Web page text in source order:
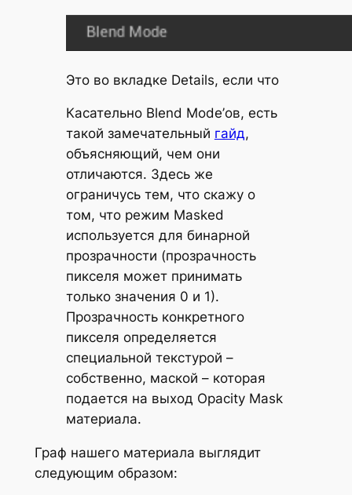
Это во вкладке Details, если что
Касательно Blend Mode’ов, есть
такой замечательный гайд,
объясняющий, чем они
отличаются. Здесь же
ограничусь тем, что скажу о
том, что режим Masked
используется для бинарной
прозрачности (прозрачность
пикселя может принимать
только значения 0 и 1).
Прозрачность конкретного
пикселя определяется
специальной текстурой –
собственно, маской – которая
подается на выход Opacity Mask
материала.
Граф нашего материала выглядит
следующим образом: